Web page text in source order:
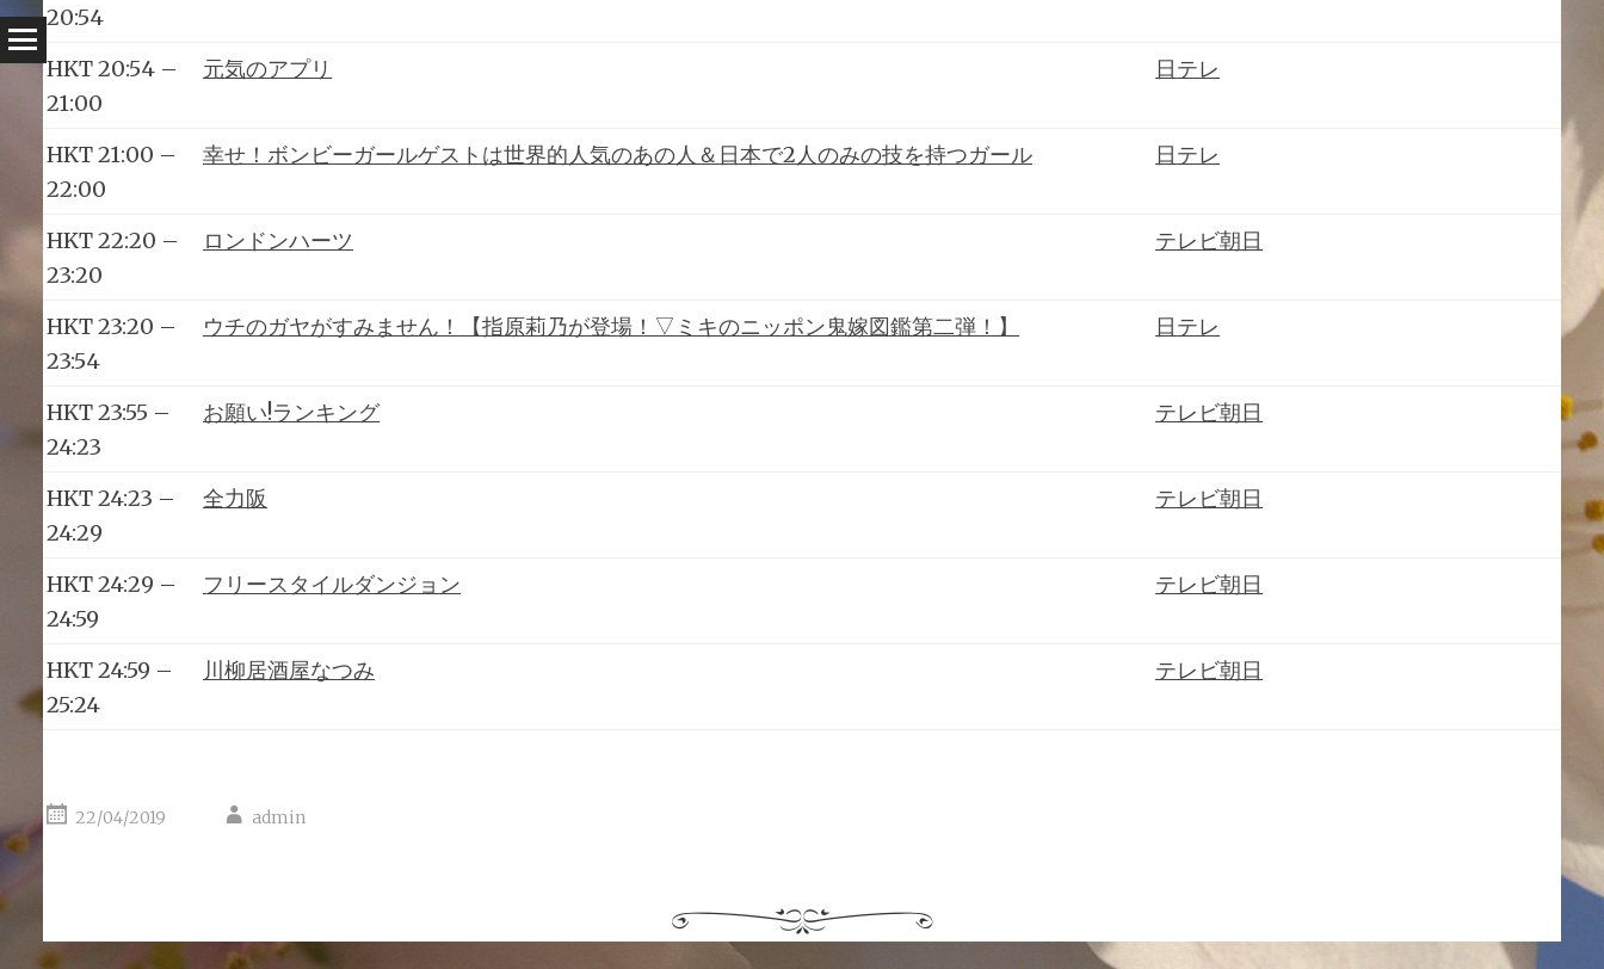
20:54
HKT 20:54 –
21:00
元気のアプリ 日テレ
HKT 21:00 –
22:00
幸せ！ボンビーガールゲストは世界的人気のあの人＆日本で2人のみの技を持つガール 日テレ
HKT 22:20 –
23:20
ロンドンハーツ テレビ朝日
HKT 23:20 –
23:54
ウチのガヤがすみません！【指原莉乃が登場！▽ミキのニッポン鬼嫁図鑑第二弾！】 日テレ
HKT 23:55 –
24:23
お願い!ランキング テレビ朝日
HKT 24:23 –
24:29
全力阪 テレビ朝日
HKT 24:29 –
24:59
フリースタイルダンジョン テレビ朝日
HKT 24:59 –
25:24
川柳居酒屋なつみ テレビ朝日
22/04/2019 admin